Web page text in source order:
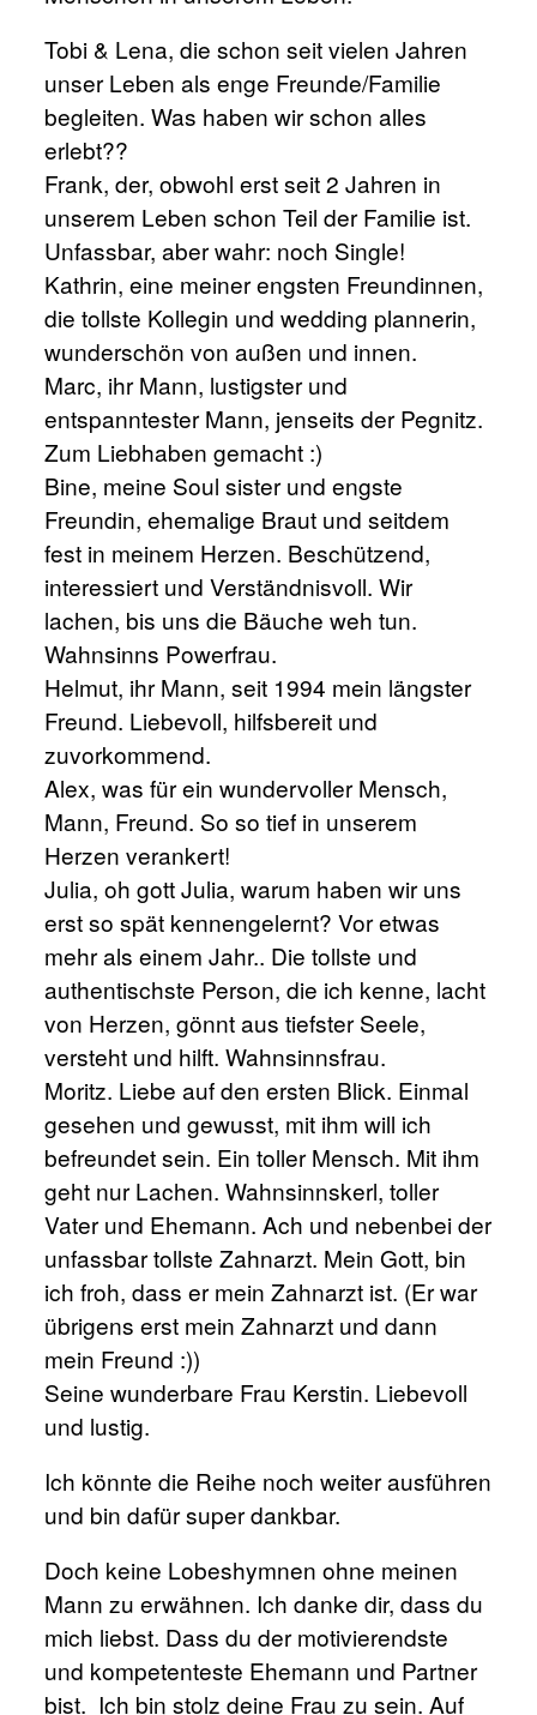
Tobi & Lena, die schon seit vielen Jahren
unser Leben als enge Freunde/Familie
begleiten. Was haben wir schon alles
erlebt??
Frank, der, obwohl erst seit 2 Jahren in
unserem Leben schon Teil der Familie ist.
Unfassbar, aber wahr: noch Single!
Kathrin, eine meiner engsten Freundinnen,
die tollste Kollegin und wedding plannerin,
wunderschön von außen und innen.
Marc, ihr Mann, lustigster und
entspanntester Mann, jenseits der Pegnitz.
Zum Liebhaben gemacht :)
Bine, meine Soul sister und engste
Freundin, ehemalige Braut und seitdem
fest in meinem Herzen. Beschützend,
interessiert und Verständnisvoll. Wir
lachen, bis uns die Bäuche weh tun.
Wahnsinns Powerfrau.
Helmut, ihr Mann, seit 1994 mein längster
Freund. Liebevoll, hilfsbereit und
zuvorkommend.
Alex, was für ein wundervoller Mensch,
Mann, Freund. So so tief in unserem
Herzen verankert!
Julia, oh gott Julia, warum haben wir uns
erst so spät kennengelernt? Vor etwas
mehr als einem Jahr.. Die tollste und
authentischste Person, die ich kenne, lacht
von Herzen, gönnt aus tiefster Seele,
versteht und hilft. Wahnsinnsfrau.
Moritz. Liebe auf den ersten Blick. Einmal
gesehen und gewusst, mit ihm will ich
befreundet sein. Ein toller Mensch. Mit ihm
geht nur Lachen. Wahnsinnskerl, toller
Vater und Ehemann. Ach und nebenbei der
unfassbar tollsteZahnarzt. Mein Gott, bin
ich froh, dass er mein Zahnarzt ist. (Er war
übrigens erst mein Zahnarzt und dann
mein Freund :))
Seine wunderbare Frau Kerstin. Liebevoll
und lustig.
Ich könnte die Reihe noch weiter ausführen
und bin dafür super dankbar.
Doch keine Lobeshymnen ohne meinen
Mann zu erwähnen. Ich danke dir, dass du
mich liebst. Dass du der motivierendste
und kompetenteste Ehemann und Partner
bist. Ich bin stolz deine Frau zu sein. Auf